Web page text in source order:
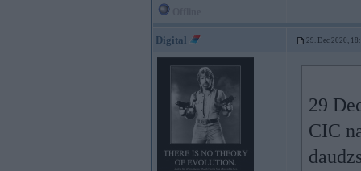
Digital 29. Dec 2020,
29
CIC